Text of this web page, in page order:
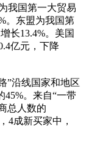
我国第一大贸易
。东盟为我国第
长13.4%。美国
亿元，下降
”沿线国家和地区
45%。来自“一带
总人数的
4成新买家中，